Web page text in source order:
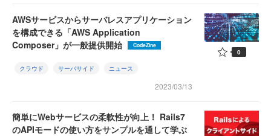
AWSサービスからサーバレスアプリケーション
を構成できる「AWS Application
Composer」が一般提供開始
CodeZine
クラウド サーバサイド ニュース
2023/03/13
0
簡単にWebサービスの柔軟性が向上！ Rails7
のAPIモードの使い方をサンプルを通して学ぶ